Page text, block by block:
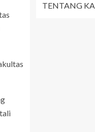
TENTANG